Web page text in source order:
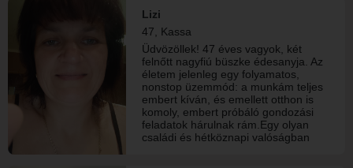
Lizi
47, Kassa
Üdvözöllek! 47 éves vagyok, két
felnőtt nagyfiú büszke édesanyja. Az
életem jelenleg egy folyamatos,
nonstop üzemmód: a munkám teljes
embert kíván, és emellett otthon is
komoly, embert próbáló gondozási
feladatok hárulnak rám.Egy olyan
családi és hétköznapi valóságban